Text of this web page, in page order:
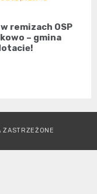
remizach OSP
– gmina